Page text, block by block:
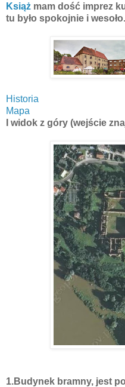
Książ mam dość imprez
tu było spokojnie i wesoło.
Historia
Mapa
I widok z góry (wejście
1.Budynek bramny, jest